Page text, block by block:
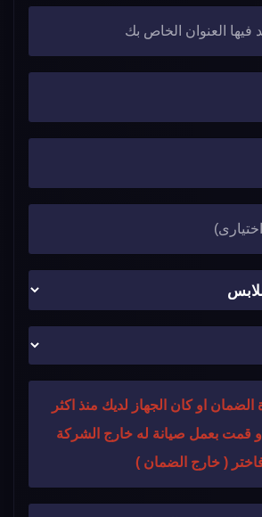
الضمان او كان الجهاز لديك منذ اكثر
او قمت بعمل صيانة له خارج الشركة
( خارج الضمان )